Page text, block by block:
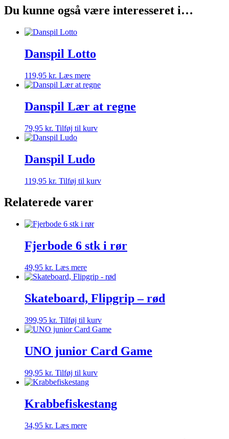
Du kunne også være interesseret i…
Danspil Lotto
119,95 kr. Læs mere
Danspil Lær at regne
79,95 kr. Tilføj til kurv
Danspil Ludo
119,95 kr. Tilføj til kurv
Relaterede varer
Fjerbode 6 stk i rør
49,95 kr. Læs mere
Skateboard, Flipgrip – rød
399,95 kr. Tilføj til kurv
UNO junior Card Game
99,95 kr. Tilføj til kurv
Krabbefiskestang
34,95 kr. Læs mere